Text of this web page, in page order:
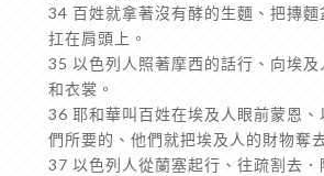
34 百姓就拿著沒有酵的生麵、把摶麵
扛在肩頭上。
35 以色列人照著摩西的話行、向埃及
和衣裳。
36 耶和華叫百姓在埃及人眼前蒙恩、
們所要的、他們就把埃及人的財物奪
37 以色列人從蘭塞起行、往疏割去．